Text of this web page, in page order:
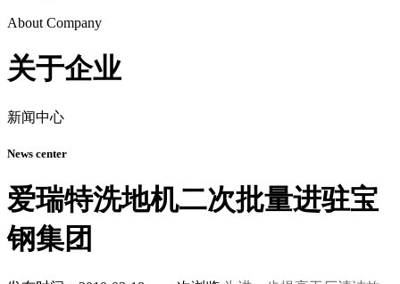
About Company
关于企业
新闻中心
News center
爱瑞特洗地机二次批量进驻宝
钢集团